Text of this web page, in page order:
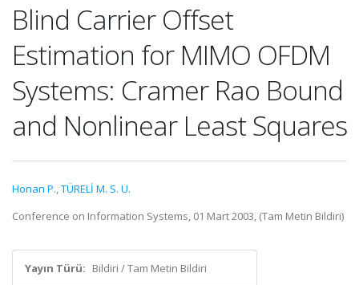
Blind Carrier Offset
Estimation for MIMO OFDM
Systems: Cramer Rao Bound
and Nonlinear Least Squares
Honan P.,TÜRELİ M. S. U.
Conference on Information Systems, 01 Mart 2003, (Tam Metin Bildiri)
Yayın Türü: Bildiri / Tam Metin Bildiri